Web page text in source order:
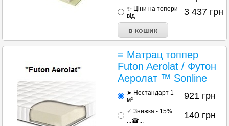
✨ Ціни на топери
від
3 437 грн
≡ Матрац топпер
Futon Aerolat / Футон
Аеролат ™ Sonline
➤ Нестандарт 1
м²
921 грн
☑️ Знижка - 15%
...☎...
140 грн